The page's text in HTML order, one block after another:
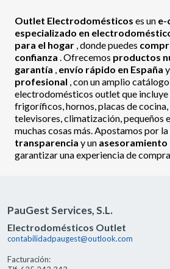
Outlet Electrodomésticos es un e-
especializado en
para el hogar , donde puedes
confianza . Ofrecemos productos
garantía , envío rápido en España y
profesional , con un amplio
electrodomésticos outlet que incluye
frigoríficos, hornos, placas de
televisores, climatización, pequeños
muchas cosas más. Apostamos por la
transparencia y un
garantizar una experiencia de
PauGest Services, S.L.
Electrodomésticos Outlet
contabilidadpaugest@outlook.com
Facturación: